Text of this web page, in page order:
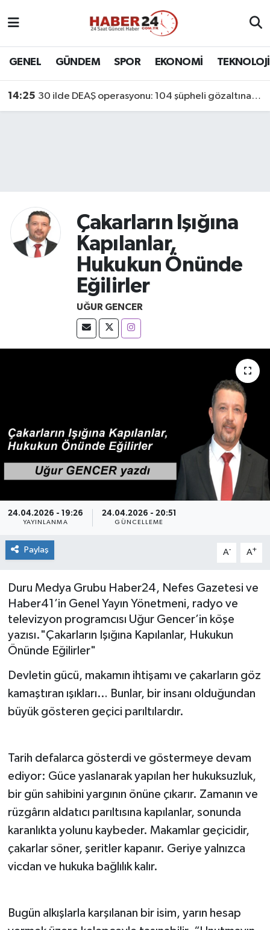
GENEL GÜNDEM SPOR EKONOMİ TEKNOLOJİ
14:25 30 ilde DEAŞ operasyonu: 104 şüpheli gözaltına alındı
Çakarların Işığına
Kapılanlar,
Hukukun Önünde
Eğilirler
UĞUR GENCER
24.04.2026 - 19:26
YAYINLANMA
24.04.2026 - 20:51
GÜNCELLEME
Paylaş A- A+
Duru Medya Grubu Haber24, Nefes Gazetesi ve
Haber41’in Genel Yayın Yönetmeni, radyo ve
televizyon programcısı Uğur Gencer’in köşe
yazısı."Çakarların Işığına Kapılanlar, Hukukun
Önünde Eğilirler"
Devletin gücü, makamın ihtişamı ve çakarların göz
kamaştıran ışıkları… Bunlar, bir insanı olduğundan
büyük gösteren geçici parıltılardır.
Tarih defalarca gösterdi ve göstermeye devam
ediyor: Güce yaslanarak yapılan her hukuksuzluk,
bir gün sahibini yargının önüne çıkarır. Zamanın ve
rüzgârın aldatıcı parıltısına kapılanlar, sonunda
karanlıkta yolunu kaybeder. Makamlar geçicidir,
çakarlar söner, şeritler kapanır. Geriye yalnızca
vicdan ve hukuka bağlılık kalır.
Bugün alkışlarla karşılanan bir isim, yarın hesap
Nöbetçi Eczaneler
Son Dakika Haberleri
Haber Arşivi